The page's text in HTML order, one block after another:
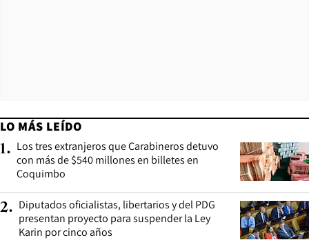
LO MÁS LEÍDO
1. Los tres extranjeros que Carabineros detuvo
con más de $540 millones en billetes en
Coquimbo
2. Diputados oficialistas, libertarios y del PDG
presentan proyecto para suspender la Ley
Karin por cinco años